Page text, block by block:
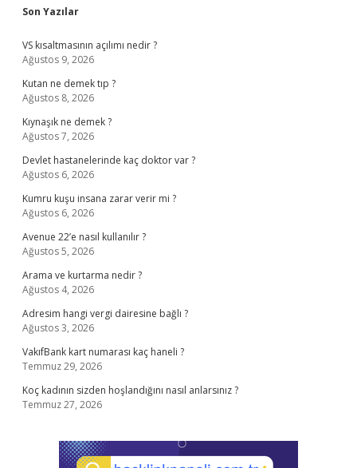
Sidebar
Son Yazılar
VS kısaltmasının açılımı nedir ?
Ağustos 9, 2026
Kutan ne demek tıp ?
Ağustos 8, 2026
Kıynaşık ne demek ?
Ağustos 7, 2026
Devlet hastanelerinde kaç doktor var ?
Ağustos 6, 2026
Kumru kuşu insana zarar verir mi ?
Ağustos 6, 2026
Avenue 22’e nasıl kullanılır ?
Ağustos 5, 2026
Arama ve kurtarma nedir ?
Ağustos 4, 2026
Adresim hangi vergi dairesine bağlı ?
Ağustos 3, 2026
VakıfBank kart numarası kaç haneli ?
Temmuz 29, 2026
Koç kadının sizden hoşlandığını nasıl anlarsınız ?
Temmuz 27, 2026